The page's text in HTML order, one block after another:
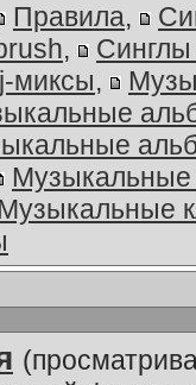
Правила,
,
Синглы
миксы,
Музыкальные